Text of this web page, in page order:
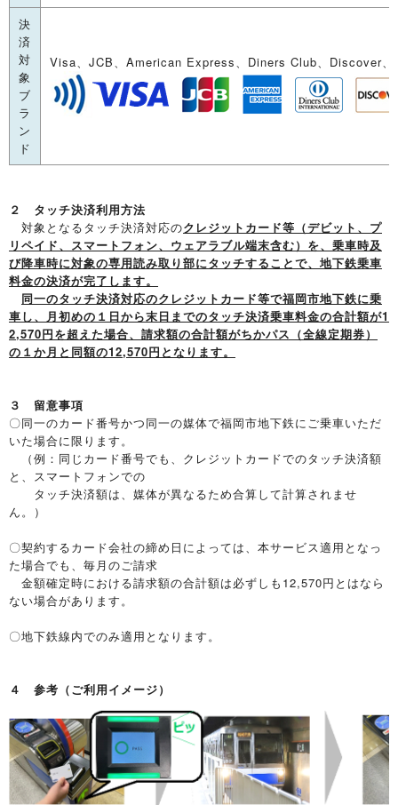
決
済
対
象
ブ
ラ
ン
ド
Visa、JCB、American Express、Diners Club、Discover、
２ タッチ決済利用方法
対象となるタッチ決済対応のクレジットカード等（デビット、プ
リペイド、スマートフォン、ウェアラブル端末含む）を、乗車時及
び降車時に対象の専用読み取り部にタッチすることで、地下鉄乗車
料金の決済が完了します。
同一のタッチ決済対応のクレジットカード等で福岡市地下鉄に乗
車し、月初めの１日から末日までのタッチ決済乗車料金の合計額が1
2,570円を超えた場合、請求額の合計額がちかパス（全線定期券）
の１か月と同額の12,570円となります。
３ 留意事項
〇同一のカード番号かつ同一の媒体で福岡市地下鉄にご乗車いただ
いた場合に限ります。
（例：同じカード番号でも、クレジットカードでのタッチ決済額
と、スマートフォンでの
タッチ決済額は、媒体が異なるため合算して計算されませ
ん。）
〇契約するカード会社の締め日によっては、本サービス適用となっ
た場合でも、毎月のご請求
金額確定時における請求額の合計額は必ずしも12,570円とはなら
ない場合があります。
〇地下鉄線内でのみ適用となります。
４ 参考（ご利用イメージ）